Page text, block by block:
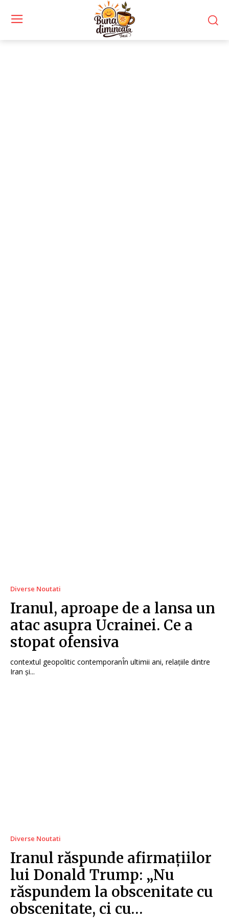
Diverse Noutati
Iranul, aproape de a lansa un
atac asupra Ucrainei. Ce a
stopat ofensiva
contextul geopolitic contemporanÎn ultimii ani, relațiile dintre
Iran și...
Diverse Noutati
Iranul răspunde afirmațiilor
lui Donald Trump: „Nu
răspundem la obscenitate cu
obscenitate, ci cu…